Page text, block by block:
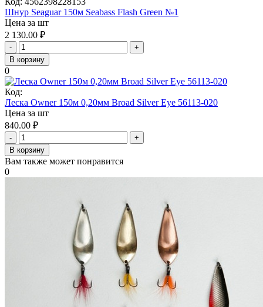
Шнур Seaguar 150м Seabass Flash Green №1
Цена за шт
2 130.00 ₽
-
+
В корзину
0
Код:
Леска Owner 150м 0,20мм Broad Silver Eye 56113-020
Цена за шт
840.00 ₽
-
+
В корзину
Вам также может понравится
0